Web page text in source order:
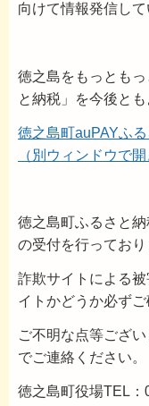
向けて情報発信して
徳之島をもっとも
と納税」を今後と
徳之島町auPAYふ
（別ウィンドウで開
徳之島町ふるさと
の受付を行っており
詐欺サイトによる
イトかどうか必ずご
ご不明な点等ござ
でご連絡ください。
徳之島町役場TEL：